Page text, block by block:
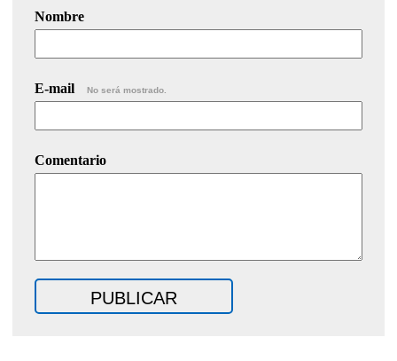
Nombre
E-mail No será mostrado.
Comentario